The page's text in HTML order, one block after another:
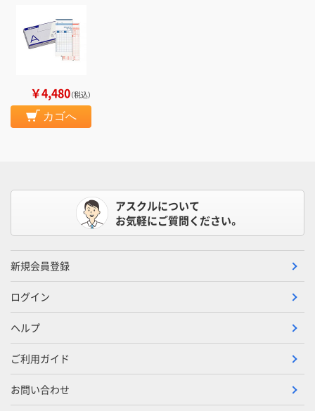
￥4,480（税込）
カゴへ
アスクルについて
お気軽にご質問ください。
新規会員登録
ログイン
ヘルプ
ご利用ガイド
お問い合わせ